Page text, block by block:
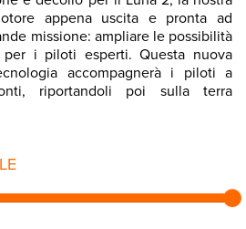
appena uscita e pronta ad
missione: ampliare le possibilità
i piloti esperti. Questa nuova
accompagnerà i piloti a
riportandoli poi sulla terra